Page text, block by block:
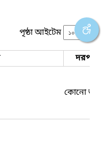
পৃষ্ঠা আইটেম
দরপত্র
কোনো তথ্য